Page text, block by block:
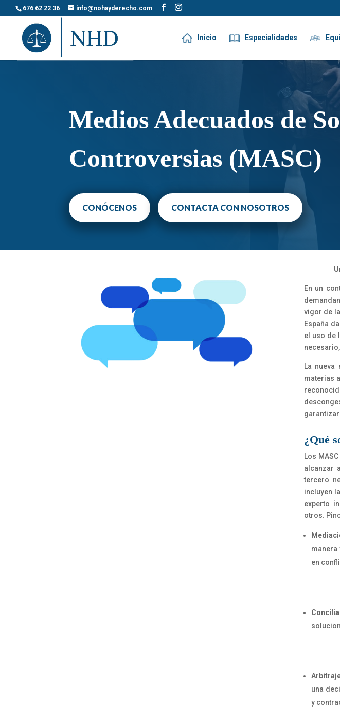
676 62 22 36 info@nohayderecho.com
Inicio Especialidades
Medios Adecuados de
Controversias (MASC)
CONÓCENOS CONTACTA CON NOSOTROS
En un
vigor de la
España
el uso de
La nueva
materias
garantizar
¿Qué
Los
alcanzar
tercero
incluyen
experto
otros.
manera
en
una
y